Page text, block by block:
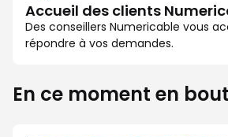
Accueil des clients
Des conseillers Numericable vous
répondre à vos demandes.
En ce moment en